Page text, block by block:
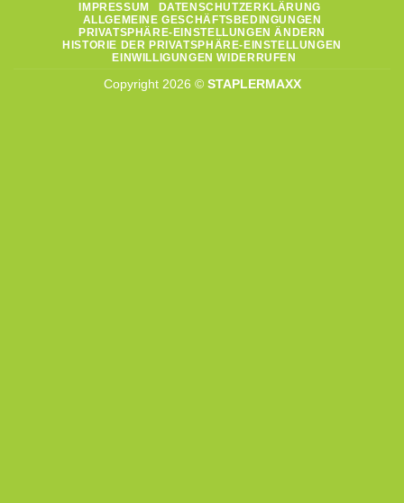
IMPRESSUM
DATENSCHUTZERKLÄRUNG
ALLGEMEINE GESCHÄFTSBEDINGUNGEN
PRIVATSPHÄRE-EINSTELLUNGEN ÄNDERN
HISTORIE DER PRIVATSPHÄRE-EINSTELLUNGEN
EINWILLIGUNGEN WIDERRUFEN
Copyright 2026 © STAPLERMAXX